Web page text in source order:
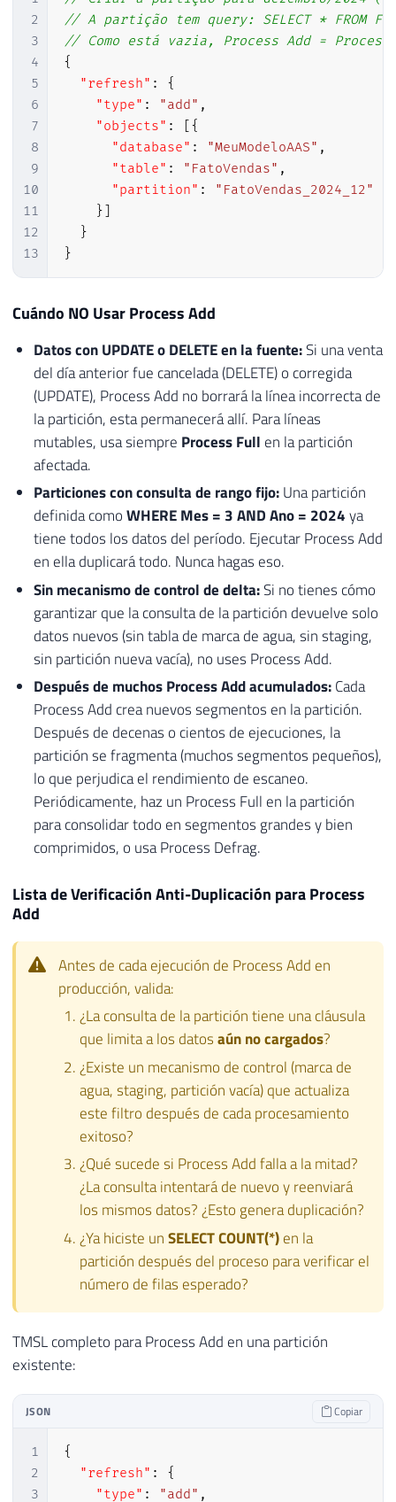
2
3
4
5
6
7
8
9
10
11
12
13
// A partição tem query: SELECT * FROM
// Como está vazia, Process Add =
{
"refresh" :
{
"type" : "add" ,
"objects" : [{
"database" : "MeuModeloAAS" ,
"table" : "FatoVendas" ,
"partition" :
"FatoVendas_2024_12"
}]
}
}
Cuándo NO Usar Process Add
Datos con UPDATE o DELETE en la fuente:Si una venta
del día anterior fue cancelada (DELETE) o corregida
(UPDATE), Process Add no borrará la línea incorrecta de
la partición, esta permanecerá allí. Para líneas
mutables, usa siempre Process Full en la partición
afectada.
Particiones con consulta de rango fijo:Una partición
definida comoWHERE Mes = 3 AND Ano = 2024ya
tiene todos los datos del período. Ejecutar Process Add
en ella duplicará todo. Nunca hagas eso.
Sin mecanismo de control de delta:Si no tienes cómo
garantizar que la consulta de la partición devuelve solo
datos nuevos (sin tabla de marca de agua, sin staging,
sin partición nueva vacía), no uses Process Add.
Después de muchos Process Add acumulados:Cada
Process Add crea nuevos segmentos en la partición.
Después de decenas o cientos de ejecuciones, la
partición se fragmenta (muchos segmentos pequeños),
lo que perjudica el rendimiento de escaneo.
Periódicamente, haz un Process Full en la partición
para consolidar todo en segmentos grandes y bien
comprimidos, o usa Process Defrag.
Lista de Verificación Anti-Duplicación para Process
Add
Antes de cada ejecución de Process Add en
producción, valida:
¿La consulta de la partición tiene una cláusula
que limita a los datosaún no cargados?
¿Existe un mecanismo de control (marca de
agua, staging, partición vacía) que actualiza
este filtro después de cada procesamiento
exitoso?
¿Qué sucede si Process Add falla a la mitad?
¿La consulta intentará de nuevo y reenviará
los mismos datos? ¿Esto genera duplicación?
¿Ya hiciste unSELECT COUNT(*)en la
partición después del proceso para verificar el
número de filas esperado?
TMSL completo para Process Add en una partición
existente:
JSON Copiar
1
2
3
{
"refresh" :
{
"type" : "add" ,